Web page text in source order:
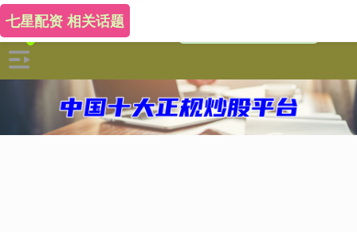
七星配资 相关话题